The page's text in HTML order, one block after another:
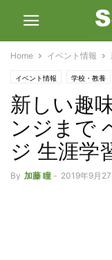
Home イベント情報
イベント情報 学校・教養
新しい趣
ンジまで
ジ 生涯学
By 加藤 瞳 - 2019年9月27